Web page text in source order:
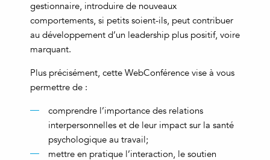
gestionnaire, introduire de nouveaux
comportements, si petits soient-ils, peut contribuer
au développement d’un leadership plus positif, voire
marquant.
Plus précisément, cette WebConférence vise à vous
permettre de :
comprendre l’importance des relations
interpersonnelles et de leur impact sur la santé
psychologique au travail;
mettre en pratique l’interaction, le soutien